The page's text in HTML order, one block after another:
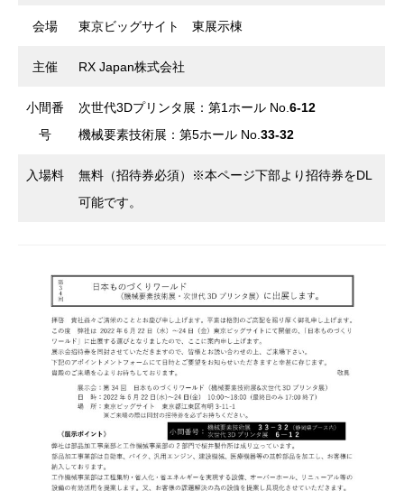
会場 東京ビッグサイト 東展示棟
主催 RX Japan株式会社
小間番
号
次世代3Dプリンタ展：第1ホール No. 6-12
機械要素技術展：第5ホール No. 33-32
入場料
無料（招待券必須）※本ページ下部より招待券をDL
可能です。